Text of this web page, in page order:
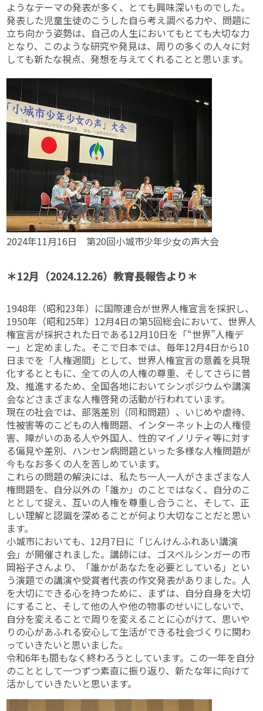
ようなテーマの発表が多く、とても興味深いものでした。
発表した児童生徒のこうした自ら考え調べる力や、問題に
立ち向かう姿勢は、自己の人生においてもとても大切な力
となり、このような研究や発見は、周りの多くの人々に対
しても新たな視点、発想を与えてくれることと思います。
2024年11月16日 第20回小城市少年少女の声大会
＊12月（2024.12.26）教育長報告より＊
1948年（昭和23年）に国際連合が世界人権宣言を採択し、
1950年（昭和25年）12月4日の第5回総会において、世界人
権宣言が採択された日である12月10日を「“世界”人権デ
ー」と定めました。そこで日本では、毎年12月4日から10
日までを「人権週間」として、世界人権宣言の意義を具現
化するとともに、全ての人の人権の尊重、そしてさらに普
及、推進するため、全国各地においてシンポジウムや講演
会などさまざまな人権啓発の活動が行われています。
現在の社会では、部落差別（同和問題）、いじめや虐待、
性被害等のこどもの人権問題、インターネット上の人権侵
害、障がいのある人や外国人、性的マイノリティ等に対す
る偏見や差別、ハンセン病問題といった多様な人権問題が
今もなお多くの人を苦しめています。
これらの問題の解決には、私たち一人一人がさまざまな人
権問題を、自分以外の「誰か」のことではなく、自分のこ
ととして捉え、互いの人権を尊重し合うこと、そして、正
しい理解と認識を深めることが何より大切なことだと思い
ます。
小城市においても、12月7日に「じんけんふれあい講演
会」が開催されました。講師には、ゴスペルシンガーの市
岡裕子さんより、「誰かがあなたを必要としている」とい
う演題での講演や受賞者代表の作文発表がありました。人
を大切にできる心を持つために、まずは、自分自身を大切
にすること、そして他の人や他の物事のせいにしないで、
自分を変えることで周りを変えることに心がけて、思いや
りの心があふれる安心して生活ができる社会づくりに関わ
っていきたいと思いました。
令和6年も間もなく終わろうとしています。この一年を自分
のこととして一つずつ素直に振り返り、新たな年に向けて
活かしていきたいと思います。